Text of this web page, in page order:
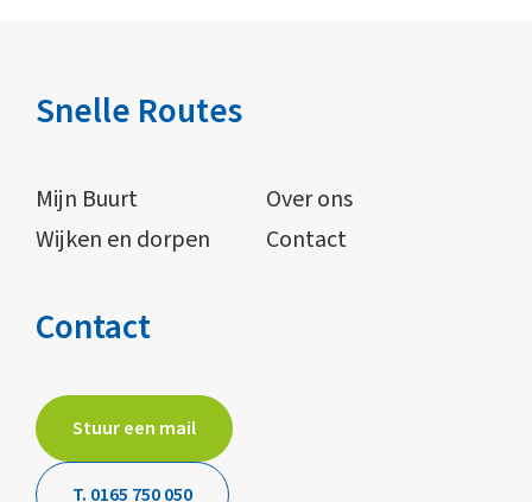
Snelle Routes
Mijn Buurt
Over ons
Wijken en dorpen
Contact
Contact
Stuur een mail
T. 0165 750 050